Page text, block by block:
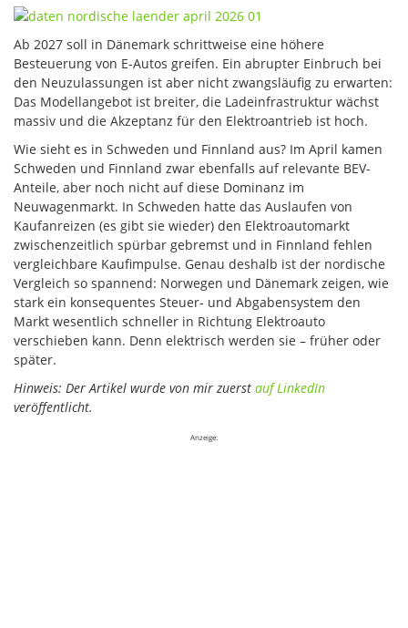
Ab 2027 soll in Dänemark schrittweise eine höhere
Besteuerung von E-Autos greifen. Ein abrupter Einbruch bei
den Neuzulassungen ist aber nicht zwangsläufig zu erwarten:
Das Modellangebot ist breiter, die Ladeinfrastruktur wächst
massiv und die Akzeptanz für den Elektroantrieb ist hoch.
Wie sieht es in Schweden und Finnland aus? Im April kamen
Schweden und Finnland zwar ebenfalls auf relevante BEV-
Anteile, aber noch nicht auf diese Dominanz im
Neuwagenmarkt. In Schweden hatte das Auslaufen von
Kaufanreizen (es gibt sie wieder) den Elektroautomarkt
zwischenzeitlich spürbar gebremst und in Finnland fehlen
vergleichbare Kaufimpulse. Genau deshalb ist der nordische
Vergleich so spannend: Norwegen und Dänemark zeigen, wie
stark ein konsequentes Steuer- und Abgabensystem den
Markt wesentlich schneller in Richtung Elektroauto
verschieben kann. Denn elektrisch werden sie – früher oder
später.
Hinweis: Der Artikel wurde von mir zuerst auf LinkedIn
veröffentlicht.
Anzeige: